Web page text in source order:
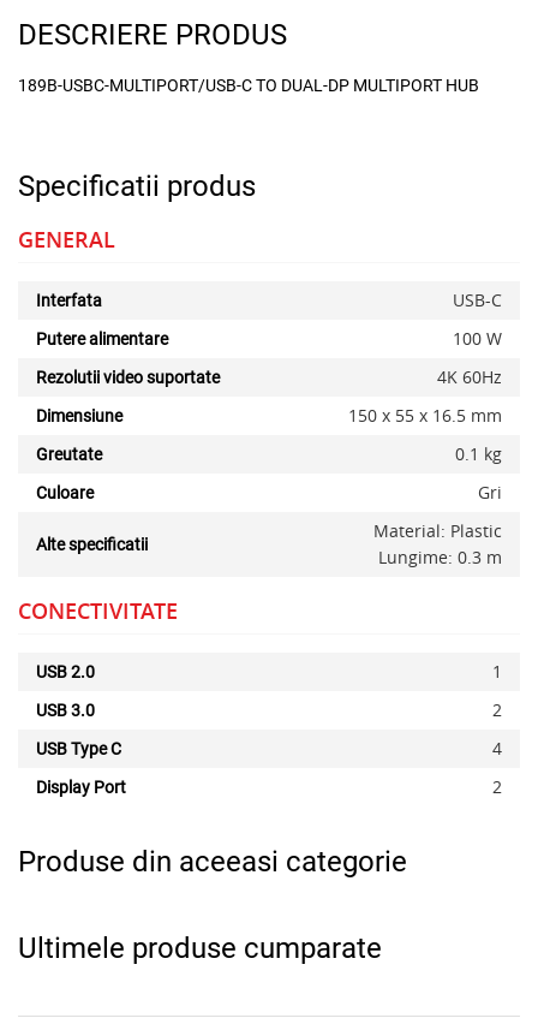
DESCRIERE PRODUS
189B-USBC-MULTIPORT/USB-C TO DUAL-DP MULTIPORT HUB
Specificatii produs
GENERAL
Interfata USB-C
Putere alimentare 100 W
Rezolutii video suportate 4K 60Hz
Dimensiune 150 x 55 x 16.5 mm
Greutate 0.1 kg
Culoare Gri
Alte specificatii
Material: Plastic
Lungime: 0.3 m
CONECTIVITATE
USB 2.0 1
USB 3.0 2
USB Type C 4
Display Port 2
Produse din aceeasi categorie
Ultimele produse cumparate
x